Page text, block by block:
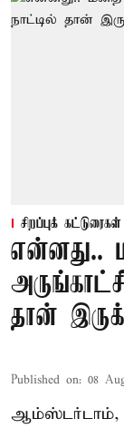
சிறப்புக் கட்டுரைகள்
என்னது..
தான்
Published on: 08
ஆம்ஸ்டர்டாம்,